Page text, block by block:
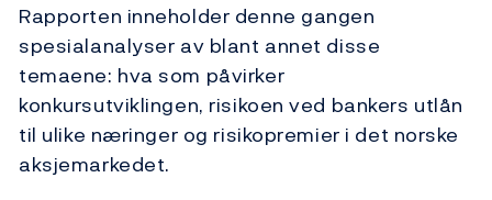
Rapporten inneholder denne gangen
spesialanalyser av blant annet disse
temaene: hva som påvirker
konkursutviklingen, risikoen ved bankers utlån
til ulike næringer og risikopremier i det norske
aksjemarkedet.